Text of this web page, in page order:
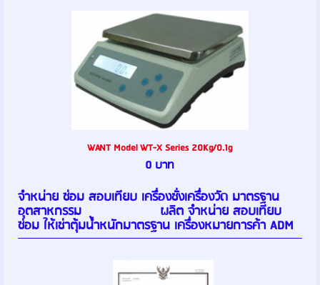
WANT Model WT-X Series 20Kg/0.1g
0 บาท
จำหน่าย ซ่อม สอบเทียบ เครื่องชั่งเครื่องวัด มาตรฐาน
อุตสาหกรรม ผลิต จำหน่าย สอบเทียบ
ซ่อม ให้เช่าตุ้มน้ำหนักมาตรฐาน เครื่องหมายการค้า ADM